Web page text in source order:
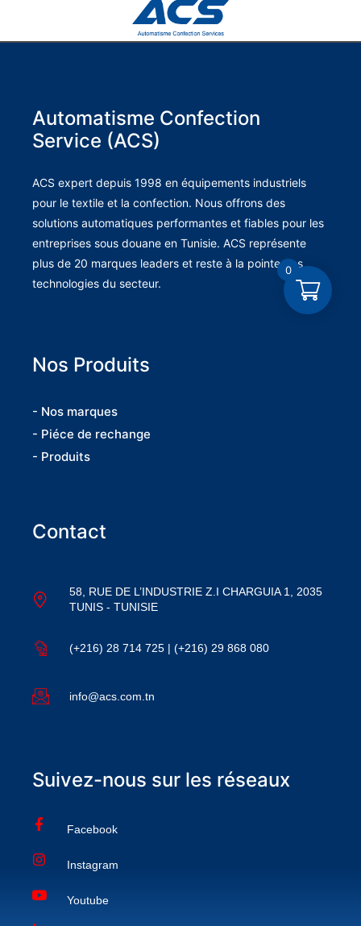
Automatisme Confection
Service (ACS)
ACS expert depuis 1998 en équipements industriels
pour le textile et la confection. Nous offrons des
solutions automatiques performantes et fiables pour les
entreprises sous douane en Tunisie. ACS représente
plus de 20 marques leaders et reste à la pointe des
technologies du secteur.
Nos Produits
- Nos marques
- Piéce de rechange
- Produits
Contact
58, RUE DE L’INDUSTRIE Z.I CHARGUIA 1, 2035
TUNIS - TUNISIE
(+216) 28 714 725 | (+216) 29 868 080
info@acs.com.tn
Suivez-nous sur les réseaux
Facebook
Instagram
Youtube
0